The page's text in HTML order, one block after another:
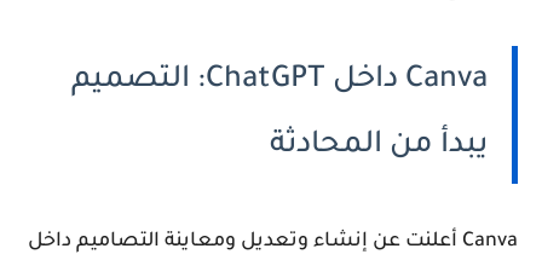
Canva داخل ChatGPT: التصميم
يبدأ من المحادثة
Canva أعلنت عن إنشاء وتعديل ومعاينة التصاميم داخل